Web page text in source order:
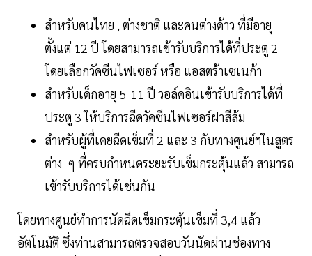
สำหรับคนไทย , ต่างชาติ และคนต่างด้าว ที่มีอายุ
ตั้งแต่ 12 ปี โดยสามารถเข้ารับบริการได้ที่ประตู 2
โดยเลือกวัคซีนไฟเซอร์ หรือ แอสตร้าเซเนก้า
สำหรับเด็กอายุ 5-11 ปี วอล์คอินเข้ารับบริการได้ที่
ประตู 3 ให้บริการฉีดวัคซีนไฟเซอร์ฝาสีส้ม
สำหรับผู้ที่เคยฉีดเข็มที่ 2 และ 3 กับทางศูนย์ฯในสูตร
ต่าง ๆ ที่ครบกำหนดระยะรับเข็มกระตุ้นแล้ว สามารถ
เข้ารับบริการได้เช่นกัน
โดยทางศูนย์ทำการนัดฉีดเข็มกระตุ้นเข็มที่ 3,4 แล้ว
อัตโนมัติ ซึ่งท่านสามารถตรวจสอบวันนัดผ่านช่องทาง